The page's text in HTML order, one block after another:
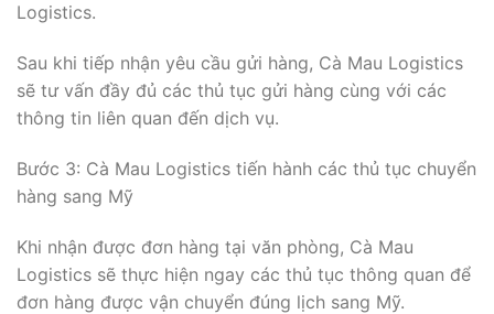
Logistics.
Sau khi tiếp nhận yêu cầu gửi hàng, Cà Mau Logistics
sẽ tư vấn đầy đủ các thủ tục gửi hàng cùng với các
thông tin liên quan đến dịch vụ.
Bước 3: Cà Mau Logistics tiến hành các thủ tục chuyển
hàng sang Mỹ
Khi nhận được đơn hàng tại văn phòng, Cà Mau
Logistics sẽ thực hiện ngay các thủ tục thông quan để
đơn hàng được vận chuyển đúng lịch sang Mỹ.